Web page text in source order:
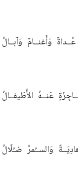
عُــداةٌ وَأَغنــامٌ وَآبــالُ
عَنــهُ الأُطَيفــالُ
وَالســُمرُ ضـُلّالُ